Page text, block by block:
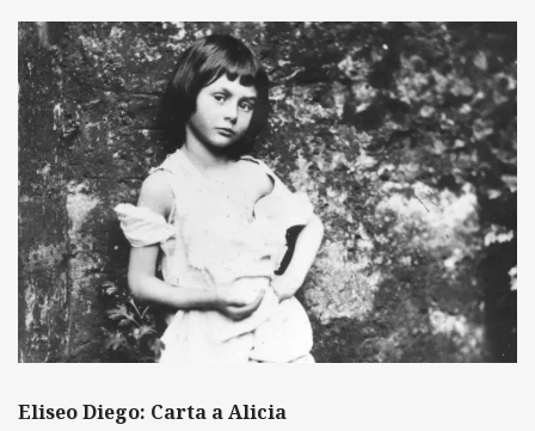
Eliseo Diego: Carta a Alicia